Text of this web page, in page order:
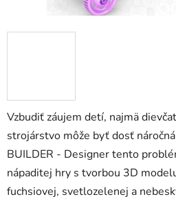
Vzbudiť záujem detí, najmä
strojárstvo môže byť dosť
BUILDER - Designer tento
nápaditej hry s tvorbou 3D
fuchsiovej, svetlozelenej a